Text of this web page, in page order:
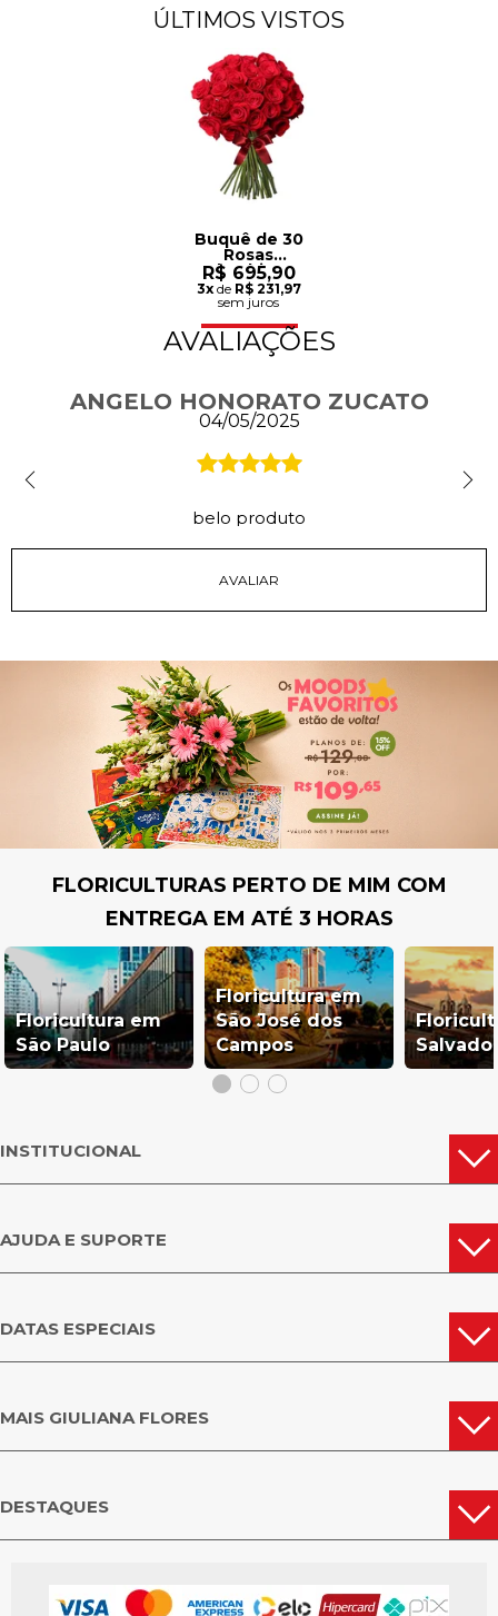
ÚLTIMOS VISTOS
Buquê de 30
Rosas
Colombianas
Vermelhas
R$ 695,90
3xde R$ 231,97
sem juros
AVALIAÇÕES
ANGELO HONORATO ZUCATO
04/05/2025
belo produto
FLORICULTURAS PERTO DE MIM COM
ENTREGA EM ATÉ 3 HORAS
Floricultura em
São Paulo
Floricultura em
São José dos
Campos
INSTITUCIONAL
AJUDA E SUPORTE
DATAS ESPECIAIS
MAIS GIULIANA FLORES
DESTAQUES